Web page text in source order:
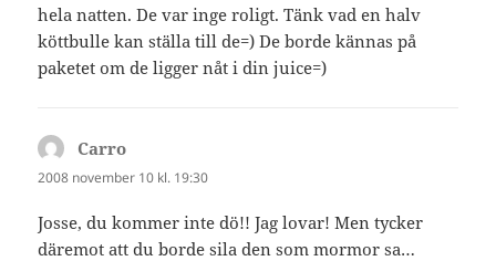
hela natten. De var inge roligt. Tänk vad en halv
köttbulle kan ställa till de=) De borde kännas på
paketet om de ligger nåt i din juice=)
Carro
2008 november 10 kl. 19:30
Josse, du kommer inte dö!! Jag lovar! Men tycker
däremot att du borde sila den som mormor sa…